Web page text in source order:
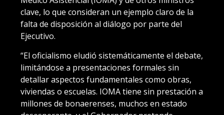
clave, lo que consideran un ejemplo claro de la
falta de disposición al diálogo por parte del
Ejecutivo.
“El oficialismo eludió sistemáticamente el debate,
limitándose a presentaciones formales sin
detallar aspectos fundamentales como obras,
viviendas o escuelas. IOMA tiene sin prestación a
millones de bonaerenses, muchos en estado